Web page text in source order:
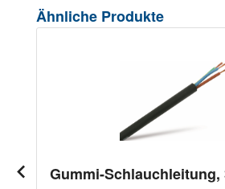
Produktgalerie überspringen
Ähnliche Produkte
Gummi-Schlauchleitung,